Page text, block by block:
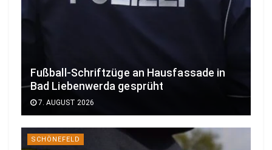
Fußball-Schriftzüge an Hausfassade in
Bad Liebenwerda gesprüht
7. AUGUST 2026
SCHÖNEFELD